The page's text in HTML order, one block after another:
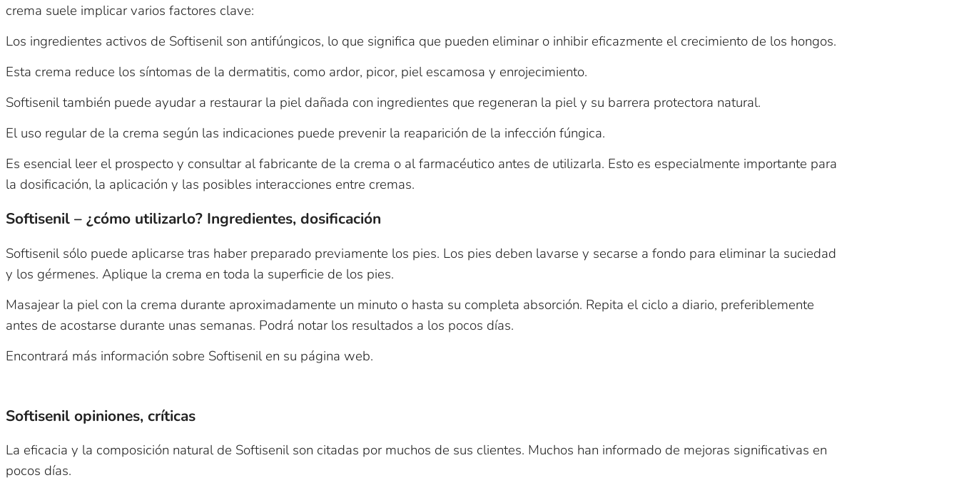
crema suele implicar varios factores clave:
Los ingredientes activos de Softisenil son antifúngicos, lo que significa que pueden eliminar o inhibir eficazmente el crecimiento de los hongos.
Esta crema reduce los síntomas de la dermatitis, como ardor, picor, piel escamosa y enrojecimiento.
Softisenil también puede ayudar a restaurar la piel dañada con ingredientes que regeneran la piel y su barrera protectora natural.
El uso regular de la crema según las indicaciones puede prevenir la reaparición de la infección fúngica.
Es esencial leer el prospecto y consultar al fabricante de la crema o al farmacéutico antes de utilizarla. Esto es especialmente importante para
la dosificación, la aplicación y las posibles interacciones entre cremas.
Softisenil – ¿cómo utilizarlo? Ingredientes, dosificación
Softisenil sólo puede aplicarse tras haber preparado previamente los pies. Los pies deben lavarse y secarse a fondo para eliminar la suciedad
y los gérmenes. Aplique la crema en toda la superficie de los pies.
Masajear la piel con la crema durante aproximadamente un minuto o hasta su completa absorción. Repita el ciclo a diario, preferiblemente
antes de acostarse durante unas semanas. Podrá notar los resultados a los pocos días.
Encontrará más información sobre Softisenil en su página web.
Softisenil opiniones, críticas
La eficacia y la composición natural de Softisenil son citadas por muchos de sus clientes. Muchos han informado de mejoras significativas en
pocos días.